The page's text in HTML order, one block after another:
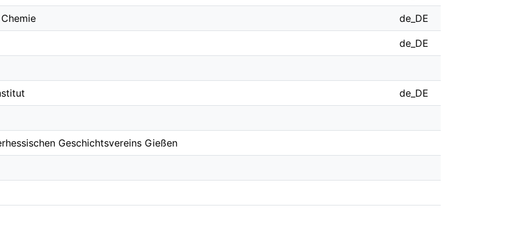
de_DE
de_DE
de_DE
Geschichtsvereins Gießen